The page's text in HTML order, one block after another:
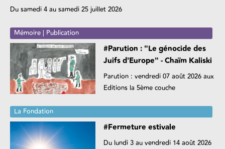
Du samedi 4 au samedi 25 juillet 2026
Mémoire | Publication
#Parution : "Le génocide des
Juifs d'Europe" - Chaïm Kaliski
Parution : vendredi 07 août 2026 aux
Editions la 5ème couche
La Fondation
#Fermeture estivale
Du lundi 3 au vendredi 14 août 2026